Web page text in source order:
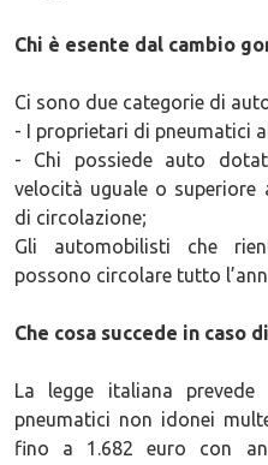
Chi è esente dal cambio
Ci sono due categorie di
- I proprietari di pneumatici
- Chi possiede auto
velocità uguale o
di circolazione;
Gli automobilisti che
possono circolare tutto
Che cosa succede in caso
La legge italiana
pneumatici non idonei
fino a 1.682 euro con